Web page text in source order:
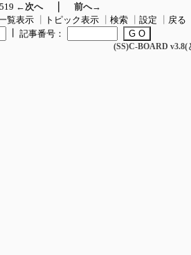
←次へ｜ 前へ→
覧表示 トピック表示 検索 設定
戻る
記事番号：
(SS)C-BOARD v3.8(